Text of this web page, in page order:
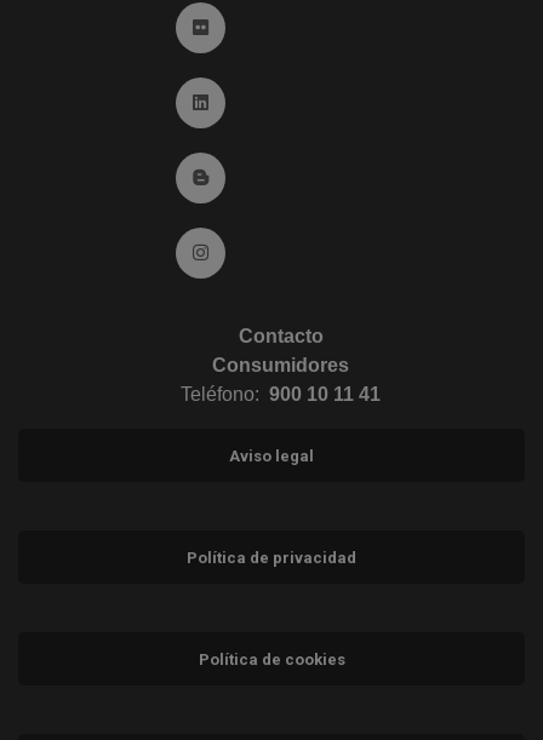
Ir a Flickr (abre en ventana nueva)
Ir a Linkedin (abre en ventana nueva)
Ir al Blog (abre en ventana nueva)
Ir a Instagram (abre en ventana nueva)
Contacto
Consumidores
Teléfono: 900 10 11 41
Aviso legal
Política de privacidad
Política de cookies